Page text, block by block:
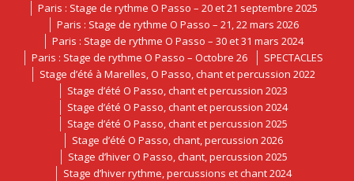
Paris : Stage de rythme O Passo – 20 et 21 septembre 2025
Paris : Stage de rythme O Passo – 21, 22 mars 2026
Paris : Stage de rythme O Passo – 30 et 31 mars 2024
Paris : Stage de rythme O Passo – Octobre 26
SPECTACLES
Stage d’été à Marelles, O Passo, chant et percussion 2022
Stage d’été O Passo, chant et percussion 2023
Stage d’été O Passo, chant et percussion 2024
Stage d’été O Passo, chant et percussion 2025
Stage d’été O Passo, chant, percussion 2026
Stage d’hiver O Passo, chant, percussion 2025
Stage d’hiver rythme, percussions et chant 2024